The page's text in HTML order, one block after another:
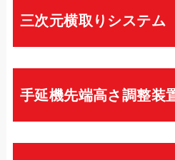
三次元横取りシステム
手延機先端高さ調整装